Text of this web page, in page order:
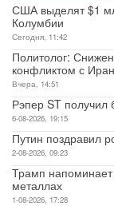
США выделят $1
Колумбии
Сегодня, 11:42
Политолог:
конфликтом с
Вчера, 14:51
Рэпер ST получил
6-08-2026, 19:15
Путин поздравил
2-08-2026, 09:23
Трамп
металлах
1-08-2026, 17:28